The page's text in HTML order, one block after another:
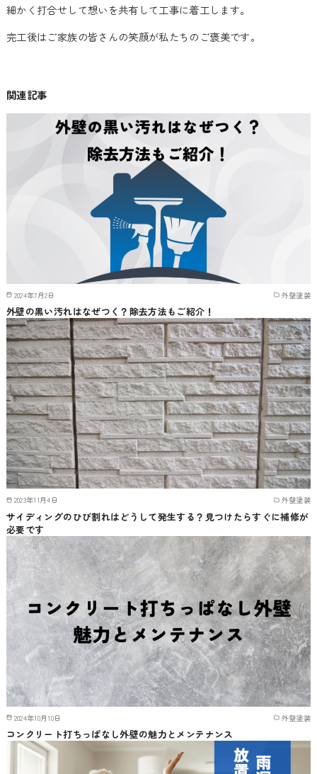
細かく打合せして想いを共有して工事に着工します。
完工後はご家族の皆さんの笑顔が私たちのご褒美です。
関連記事
2024年7月2日 外壁塗装
外壁の黒い汚れはなぜつく？除去方法もご紹介！
2023年11月4日 外壁塗装
サイディングのひび割れはどうして発生する？見つけたらすぐに補修が
必要です
2024年10月10日 外壁塗装
コンクリート打ちっぱなし外壁の魅力とメンテナンス